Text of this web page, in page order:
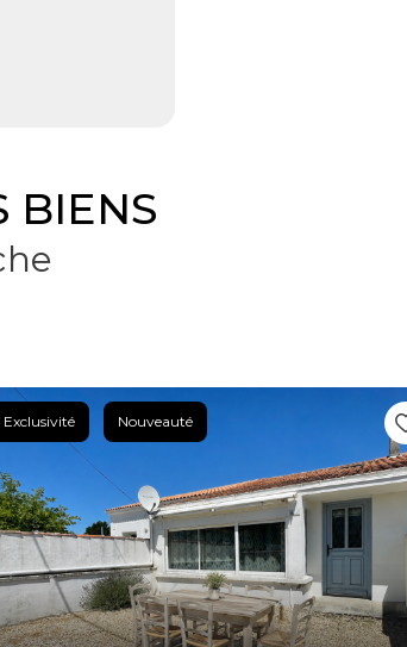
BIENS
Exclusivité Nouveauté